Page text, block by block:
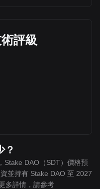
評級
？
Stake DAO（SDT）價格預
並持有 Stake DAO 至 2027
多詳情，請參考